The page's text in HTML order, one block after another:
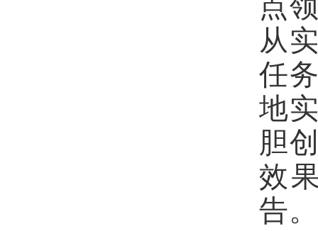
从
任
地
胆
效
告。